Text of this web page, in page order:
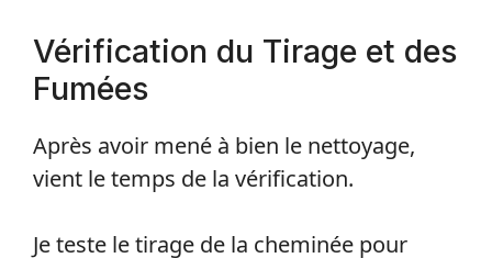
Vérification du Tirage et des
Fumées
Après avoir mené à bien le nettoyage,
vient le temps de la vérification.
Je teste le tirage de la cheminée pour